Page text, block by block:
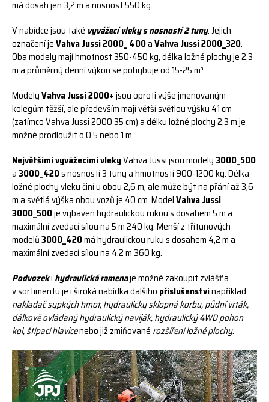
má dosah jen 3,2 m a nosnost 550 kg.
V nabídce jsou také vyvážecí vleky s nosností 2 tuny. Jejich
označení jeVahva Jussi 2000_ 400aVahva Jussi 2000_320.
Oba modely mají hmotnost 350-450 kg, délka ložné plochy je 2,3
m a průměrný denní výkon se pohybuje od 15-25 m³.
ModelyVahva Jussi 2000+jsou oproti výše jmenovaným
kolegům těžší, ale především mají větší světlou výšku 41 cm
(zatímco Vahva Jussi 2000 35 cm) a délku ložné plochy 2,3 m je
možné prodloužit o 0,5 nebo 1 m.
Největšímivyvážecími vlekyVahva Jussi jsou modely3000_500
a3000_420s nosností 3 tuny a hmotností 900-1200 kg. Délka
ložné plochy vleku činí u obou 2,6 m, ale může být na přání až 3,6
m a světlá výška obou vozů je 40 cm. ModelVahva Jussi
3000_500je vybaven hydraulickou rukou s dosahem 5 m a
maximální zvedací sílou na 5 m 240 kg. Menší z třítunových
modelů3000_420má hydraulickou ruku s dosahem 4,2 m a
maximální zvedací sílou na 4,2 m 360 kg.
Podvozeki hydraulická ramenaje možné zakoupit zvlášť a
v sortimentu je i široká nabídka dalšího příslušenstvínapříklad
nakladač sypkých hmot, hydraulicky sklopná korbu, půdní vrták,
dálkově ovládaný hydraulický naviják, hydraulický 4WD pohon
kol, štípací hlavicenebo již zmiňované rozšíření ložné plochy.